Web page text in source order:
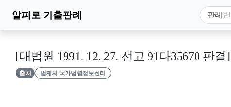
알파로 기출판례
[대법원 1991. 12. 27. 선고 91다35670 판결]
출처 법제처 국가법령정보센터